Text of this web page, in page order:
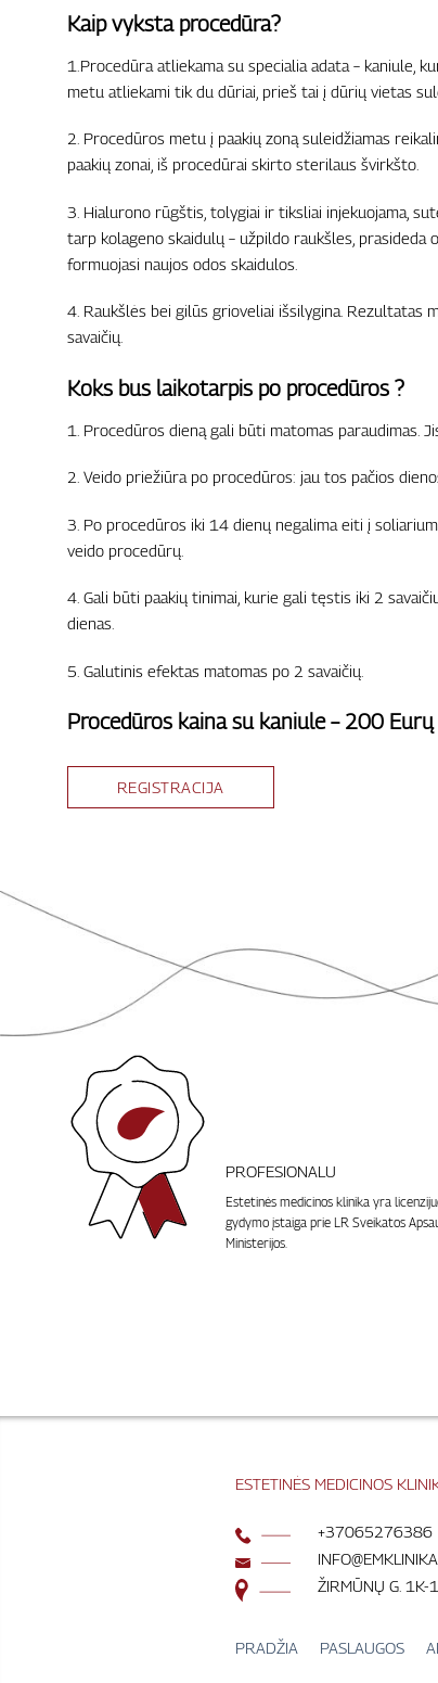
Kaip vyksta procedūra?
1.Procedūra atliekama su specialia adata – kaniule,
metu atliekami tik du dūriai, prieš tai į dūrių vietas
2. Procedūros metu į paakių zoną suleidžiamas
paakių zonai, iš procedūrai skirto sterilaus švirkšto.
3. Hialurono rūgštis, tolygiai ir tiksliai injekuojama,
tarp kolageno skaidulų – užpildo raukšles, prasideda
formuojasi naujos odos skaidulos.
4. Raukšlės bei gilūs grioveliai išsilygina. Rezultatas
savaičių.
Koks bus laikotarpis po procedūros ?
1. Procedūros dieną gali būti matomas paraudimas.
2. Veido priežiūra po procedūros: jau tos pačios
3. Po procedūros iki 14 dienų negalima eiti į
veido procedūrų.
4. Gali būti paakių tinimai, kurie gali tęstis iki 2
dienas.
5. Galutinis efektas matomas po 2 savaičių.
Procedūros kaina su kaniule – 200 Eurų
REGISTRACIJA
PROFESIONALU
Estetinės medicinos klinika yra
gydymo įstaiga prie LR Sveikatos
Ministerijos.
ESTETINĖS MEDICINOS
+37065276386
ŽIRMŪNŲ G. 1K-
PRADŽIA PASLAUGOS